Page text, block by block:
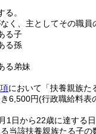
。
く、主としてその職員
る子
る孫
る弟妹
において「扶養親族た
6,500円(行政職給料表
1日から22歳に達する
当該扶養親族たる子の